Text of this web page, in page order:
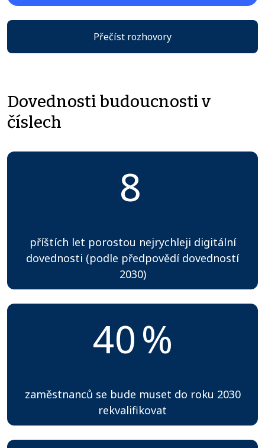
Přečíst rozhovory
Dovednosti budoucnosti v
číslech
8
příštích let porostou nejrychleji digitální
dovednosti (podle předpovědí dovedností
2030)
40%
zaměstnanců se bude muset do roku 2030
rekvalifikovat